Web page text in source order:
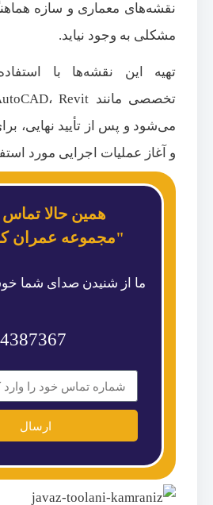
نقشه‌های معماری و سازه
مشکلی به وجود نیاید.
تهیه این نقشه‌ها با
می‌شود و پس از تأیید نهایی،
و آغاز عملیات اجرایی مورد
همین حالا تماس
"مجموعه عمران
ما از شنیدن صدای شما
ارسال